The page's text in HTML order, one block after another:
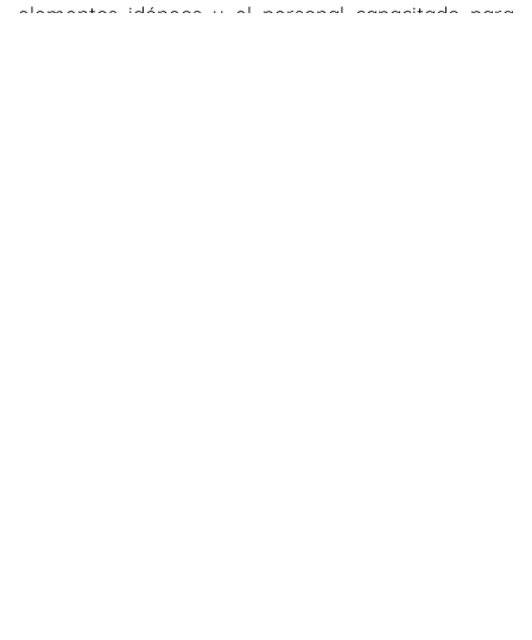
elementos idóneos y el personal capacitado para